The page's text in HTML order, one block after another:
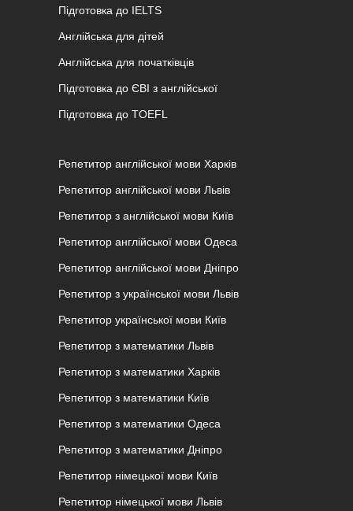
Підготовка до IELTS
Англійська для дітей
Англійська для початківців
Підготовка до ЄВІ з англійської
Підготовка до ТOEFL
Репетитор англійської мови Харків
Репетитор англійської мови Львів
Репетитор з англійської мови Київ
Репетитор англійської мови Одеса
Репетитор англійської мови Дніпро
Репетитор з української мови Львів
Репетитор української мови Київ
Репетитор з математики Львів
Репетитор з математики Харків
Репетитор з математики Київ
Репетитор з математики Одеса
Репетитор з математики Дніпро
Репетитор німецької мови Київ
Репетитор німецької мови Львів